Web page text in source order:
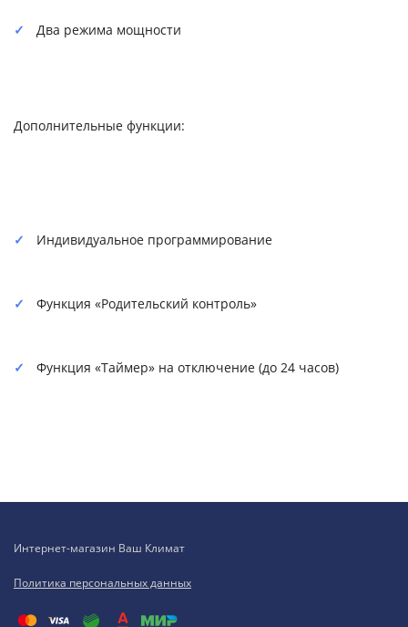
Два режима мощности
Дополнительные функции:
Индивидуальное программирование
Функция «Родительский контроль»
Функция «Таймер» на отключение (до 24 часов)
Интернет-магазин Ваш Климат
Политика персональных данных